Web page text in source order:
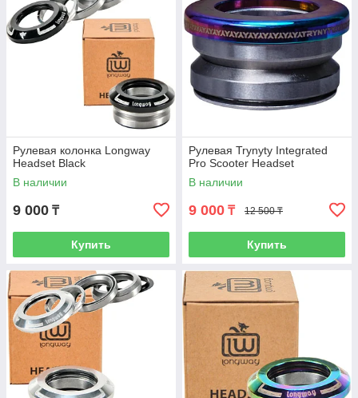
Рулевая колонка Longway
Headset Black
В наличии
9 000 ₸
Купить
Рулевая Trynyty Integrated
Pro Scooter Headset
В наличии
9 000 ₸ 12 500 ₸
Купить